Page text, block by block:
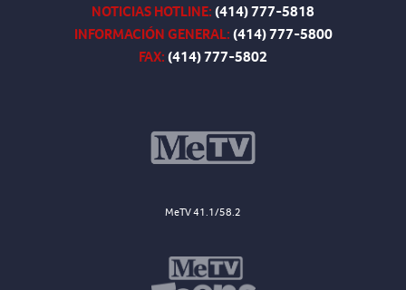
NOTICIAS HOTLINE:(414) 777-5818
INFORMACIÓN GENERAL:(414) 777-5800
FAX:(414) 777-5802
MeTV 41.1/58.2